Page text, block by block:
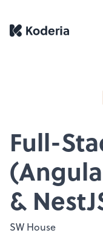
Full-
&
SW House